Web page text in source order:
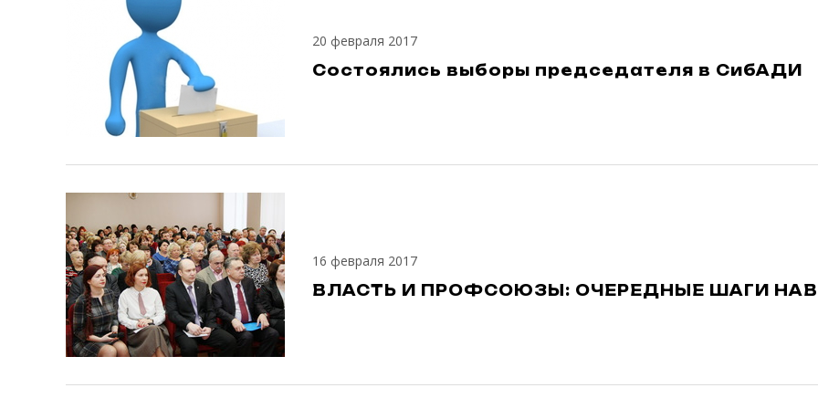
20 февраля 2017
Состоялись выборы председателя в СибАДИ
16 февраля 2017
ВЛАСТЬ И ПРОФСОЮЗЫ: ОЧЕРЕДНЫЕ ШАГИ